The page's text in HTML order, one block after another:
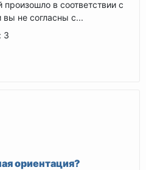
в соответствии с
не согласны с...
3
ориентация?